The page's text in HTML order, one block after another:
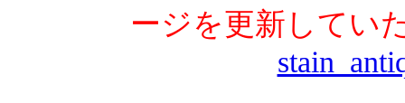
ージを更新してい